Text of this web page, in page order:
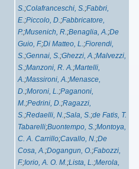
S.;Colafranceschi, S.;Fabbri,
E.;Piccolo, D.;Fabbricatore,
P.;Musenich, R.;Benaglia, A.;De
Guio, F.;Di Matteo, L.;Fiorendi,
S.;Gennai, S.;Ghezzi, A.;Malvezzi,
S.;Manzoni, R. A.;Martelli,
A.;Massironi, A.;Menasce,
D.;Moroni, L.;Paganoni,
M.;Pedrini, D.;Ragazzi,
S.;Redaelli, N.;Sala, S.;de Fatis, T.
Tabarelli;Buontempo, S.;Montoya,
C. A. Carrillo;Cavallo, N.;De
Cosa, A.;Dogangun, O.;Fabozzi,
F.;Iorio, A. O. M.;Lista, L.;Merola,